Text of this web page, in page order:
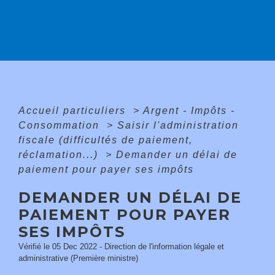
Accueil particuliers > Argent - Impôts -
Consommation
> Saisir l'administration
fiscale (difficultés de paiement,
réclamation...)
> Demander un délai de
paiement pour payer ses impôts
DEMANDER UN DÉLAI DE
PAIEMENT POUR PAYER
SES IMPÔTS
Vérifié le 05 Dec 2022 - Direction de l'information légale et
administrative (Première ministre)